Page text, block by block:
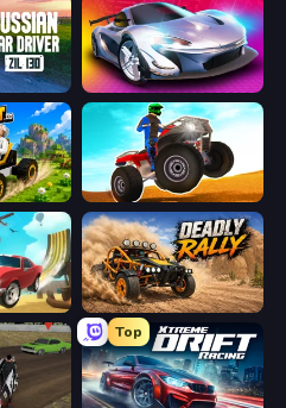
Russian Car Driver ZIL 130 Grand Cyber City
ATV Ultimate Offroad
Deadly Rally
Top